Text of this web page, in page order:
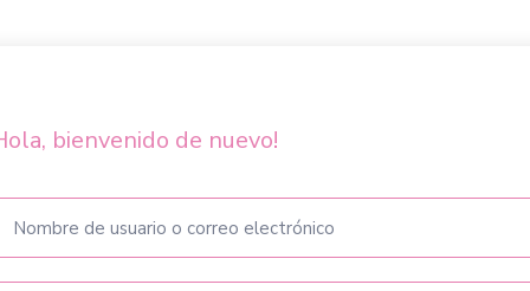
bienvenido de nuevo!